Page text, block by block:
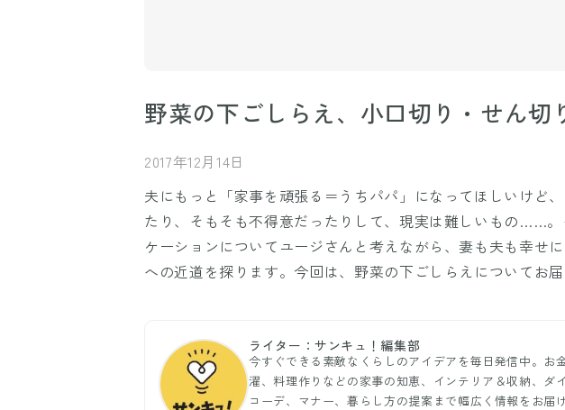
野菜の下ごしらえ、小口切り・せん切
2017年12月14日
夫にもっと「家事を頑張る＝うちパパ」になってほしいけど
たり、そもそも不得意だったりして、現実は難しいもの……
ケーションについてユージさんと考えながら、妻も夫も幸せ
への近道を探ります。今回は、野菜の下ごしらえについてお
ライター：サンキュ！編集部
今すぐできる素敵なくらしのアイデアを毎日発信中。お
濯、料理作りなどの家事の知恵、インテリア＆収納、ダ
コーデ、マナー、暮らし方の提案まで幅広く情報をお届